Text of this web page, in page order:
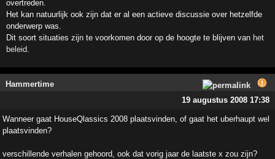
overtreden.
Het kan natuurlijk ook zijn dat er al een actieve discussie over hetzelfde
onderwerp was.
Dit soort situaties zijn te voorkomen door op de hoogte te blijven van het
beleid
Hammertime
19 augustus 2008 17:38
Wanneer gaat HouseQlassics 2008 plaatsvinden, of gaat het uberhaupt wel
plaatsvinden?
verschillende verhalen gehoord, ook dat vorig jaar de laatste x zou zijn?